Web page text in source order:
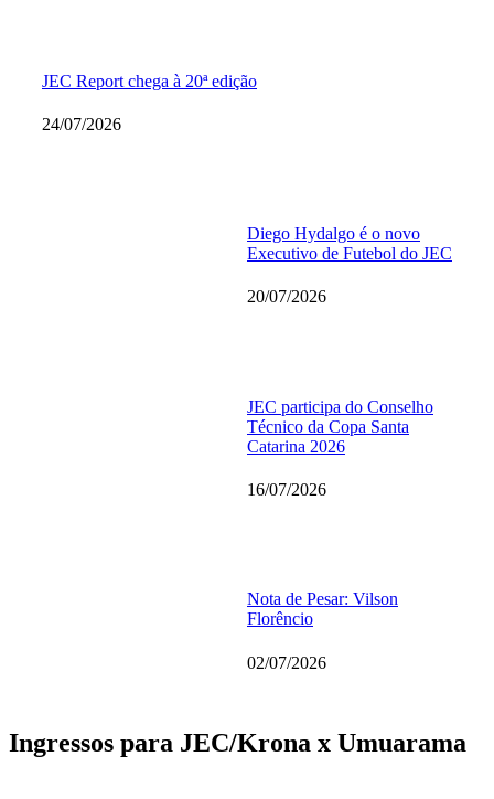
JEC Report chega à 20ª edição
24/07/2026
Diego Hydalgo é o novo
Executivo de Futebol do JEC
20/07/2026
JEC participa do Conselho
Técnico da Copa Santa
Catarina 2026
16/07/2026
Nota de Pesar: Vilson
Florêncio
02/07/2026
Ingressos para JEC/Krona x Umuarama